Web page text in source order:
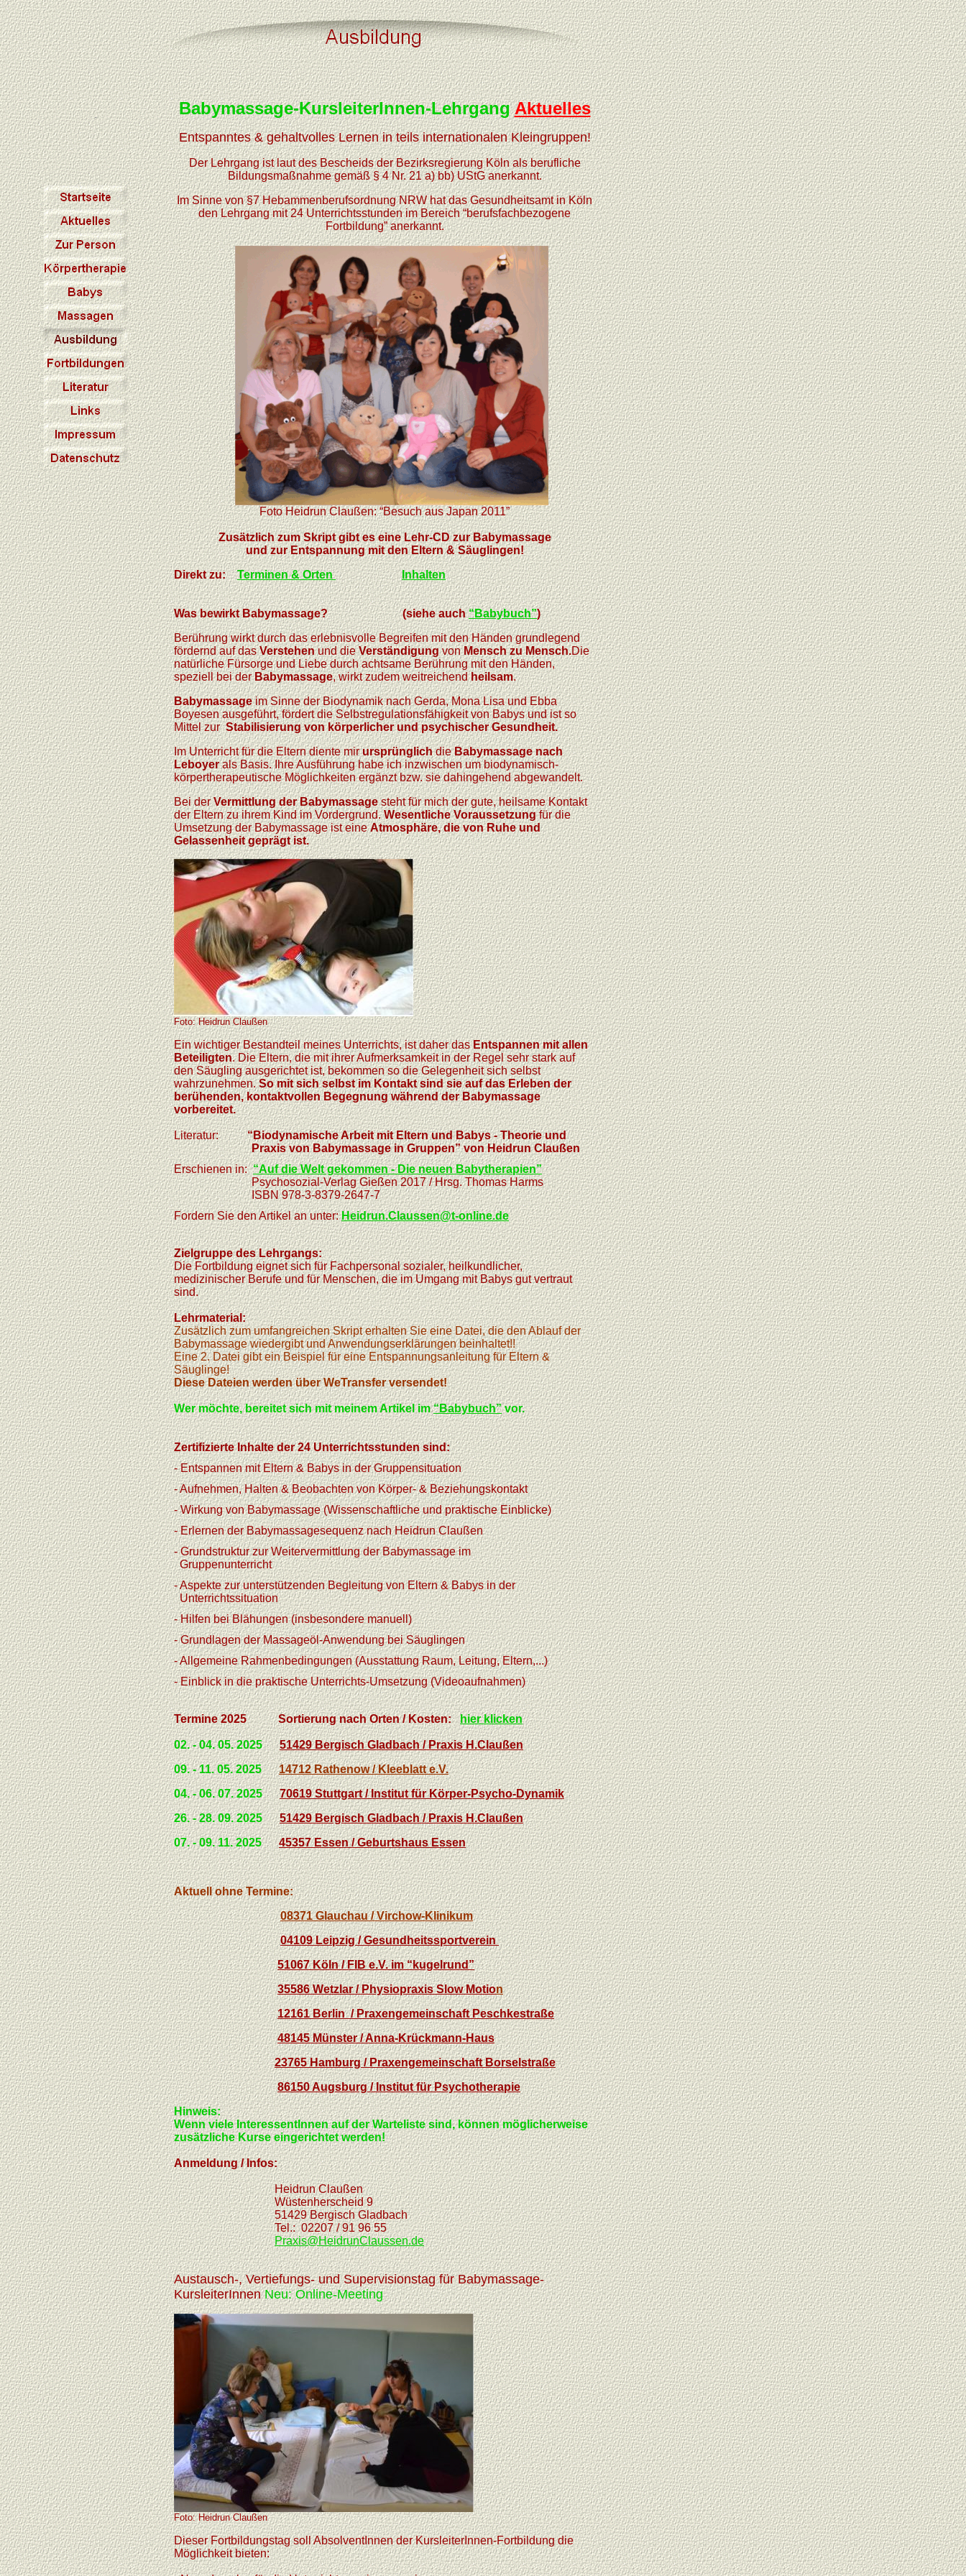
Babymassage-KursleiterInnen-LehrgangAktuelles
Entspanntes & gehaltvolles Lernen in teils internationalen Kleingruppen!
Der Lehrgang ist laut des Bescheids der Bezirksregierung Köln als berufliche
Bildungsmaßnahme gemäß § 4 Nr. 21 a) bb) UStG anerkannt.
Im Sinne von §7 Hebammenberufsordnung NRW hat das Gesundheitsamt in Köln
den Lehrgang mit 24 Unterrichtsstunden im Bereich “berufsfachbezogene
Fortbildung” anerkannt.
Foto Heidrun Claußen: “Besuch aus Japan 2011”
Zusätzlich zum Skript gibt es eine Lehr-CD zur Babymassage
und zur Entspannung mit den Eltern & Säuglingen!
Direkt zu:Terminen & Orten Inhalten
Was bewirkt Babymassage? (siehe auch“Babybuch”)
Berührung wirkt durch das erlebnisvolle Begreifen mit den Händen grundlegend
fördernd auf dasVerstehenund dieVerständigungvonMensch zu Mensch.Die
natürliche Fürsorge und Liebe durch achtsame Berührung mit den Händen,
speziell bei derBabymassage, wirkt zudem weitreichendheilsam.
Babymassageim Sinne der Biodynamik nach Gerda, Mona Lisa und Ebba
Boyesen ausgeführt, fördert die Selbstregulationsfähigkeit von Babys und ist so
Mittel zurStabilisierung von körperlicher und psychischer Gesundheit.
Im Unterricht für die Eltern diente mirursprünglichdieBabymassage nach
Leboyerals Basis. Ihre Ausführung habe ich inzwischen um biodynamisch-
körpertherapeutische Möglichkeiten ergänzt bzw. sie dahingehend abgewandelt.
Bei derVermittlung der Babymassagesteht für mich der gute, heilsame Kontakt
der Eltern zu ihrem Kind im Vordergrund.Wesentliche Voraussetzungfür die
Umsetzung der Babymassage ist eine Atmosphäre, die von Ruhe und
Gelassenheit geprägt ist.
Foto: Heidrun Claußen
Ein wichtiger Bestandteil meines Unterrichts, ist daher dasEntspannen mit allen
Beteiligten. Die Eltern, die mit ihrer Aufmerksamkeit in der Regel sehr stark auf
den Säugling ausgerichtet ist, bekommen so die Gelegenheit sich selbst
wahrzunehmen.So mit sich selbst im Kontakt sind sie auf das Erleben der
berühenden, kontaktvollen Begegnung während der Babymassage
vorbereitet.
Literatur:“Biodynamische Arbeit mit Eltern und Babys - Theorie und
Praxis von Babymassage in Gruppen” von Heidrun Claußen
Erschienen in:“Auf die Welt gekommen - Die neuen Babytherapien”
Psychosozial-Verlag Gießen 2017 / Hrsg. Thomas Harms
ISBN 978-3-8379-2647-7
Fordern Sie den Artikel an unter:Heidrun.Claussen@t-online.de
Zielgruppe des Lehrgangs:
Die Fortbildung eignet sich für Fachpersonal sozialer, heilkundlicher,
medizinischer Berufe und für Menschen, die im Umgang mit Babys gut vertraut
sind.
Lehrmaterial:
Zusätzlich zum umfangreichen Skript erhalten Sie eine Datei, die den Ablauf der
Babymassage wiedergibt und Anwendungserklärungen beinhaltet!!
Eine 2. Datei gibt ein Beispiel für eine Entspannungsanleitung für Eltern &
Säuglinge!
Diese Dateien werden über WeTransfer versendet!
Wer möchte, bereitet sich mit meinem Artikel im “Babybuch”vor.
Zertifizierte Inhalte der 24 Unterrichtsstunden sind:
- Entspannen mit Eltern & Babys in der Gruppensituation
- Aufnehmen, Halten & Beobachten von Körper- & Beziehungskontakt
- Wirkung von Babymassage (Wissenschaftliche und praktische Einblicke)
- Erlernen der Babymassagesequenz nach Heidrun Claußen
- Grundstruktur zur Weitervermittlung der Babymassage im
Gruppenunterricht
- Aspekte zur unterstützenden Begleitung von Eltern & Babys in der
Unterrichtssituation
- Hilfen bei Blähungen (insbesondere manuell)
- Grundlagen der Massageöl-Anwendung bei Säuglingen
- Allgemeine Rahmenbedingungen (Ausstattung Raum, Leitung, Eltern,...)
- Einblick in die praktische Unterrichts-Umsetzung (Videoaufnahmen)
Termine 2025 Sortierung nach Orten / Kosten:hier klicken
02. - 04. 05. 202551429 Bergisch Gladbach / Praxis H.Claußen
09. - 11. 05. 2025
14712 Rathenow / Kleeblatt e.V.
04. - 06. 07. 2025
70619 Stuttgart / Institut für Körper-Psycho-Dynamik
26. - 28. 09. 202551429 Bergisch Gladbach / Praxis H.Claußen
07. - 09. 11. 2025
45357 Essen / Geburtshaus Essen
Aktuell ohne Termine:
08371 Glauchau / Virchow-Klinikum
04109 Leipzig / Gesundheitssportverein
51067 Köln / FIB e.V. im “kugelrund”
35586 Wetzlar / Physiopraxis Slow Motion
12161 Berlin / Praxengemeinschaft Peschkestraße
48145 Münster / Anna-Krückmann-Haus
23765 Hamburg / Praxengemeinschaft Borselstraße
86150 Augsburg / Institut für Psychotherapie
Hinweis:
Wenn viele InteressentInnen auf der Warteliste sind, können möglicherweise
zusätzliche Kurse eingerichtet werden!
Anmeldung / Infos:
Heidrun Claußen
Wüstenherscheid 9
51429 Bergisch Gladbach
Tel.: 02207 / 91 96 55
Praxis@HeidrunClaussen.de
Austausch-, Vertiefungs- und Supervisionstag für Babymassage-
KursleiterInnenNeu: Online-Meeting
Foto: Heidrun Claußen
Dieser Fortbildungstag soll AbsolventInnen der KursleiterInnen-Fortbildung die
Möglichkeit bieten: